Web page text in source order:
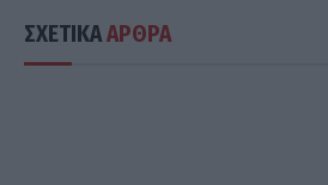
ΣΧΕΤΙΚΑΑΡΘΡΑ